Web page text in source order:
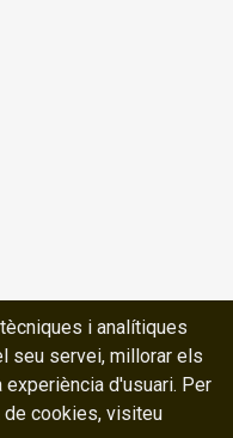
i analítiques
seu servei, millorar els
d'usuari. Per
cookies, visiteu